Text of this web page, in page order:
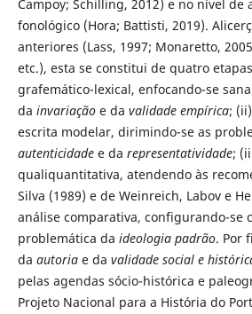
Campoy; Schilling, 2012) e no nível de
fonológico (Hora; Battisti, 2019).
anteriores (Lass, 1997; Monaretto,
etc.), esta se constitui de quatro
grafemático-lexical, enfocando-se
da invariaçãoe da validade empírica;
escrita modelar, dirimindo-se as
autenticidadee da representatividade;
qualiquantitativa, atendendo às
Silva (1989) e de Weinreich, Labov e
análise comparativa, configurando-se
problemática da ideologia padrão. Por
da autoriae da validade social e
pelas agendas sócio-histórica e
Projeto Nacional para a História do